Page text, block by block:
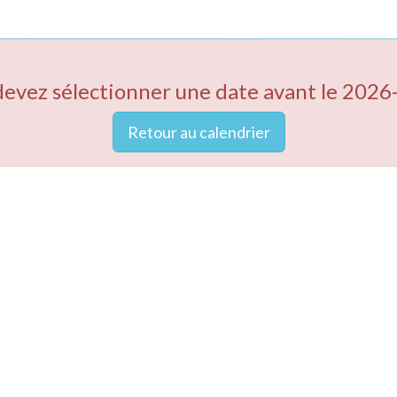
sélectionner une date avant le
Retour au calendrier